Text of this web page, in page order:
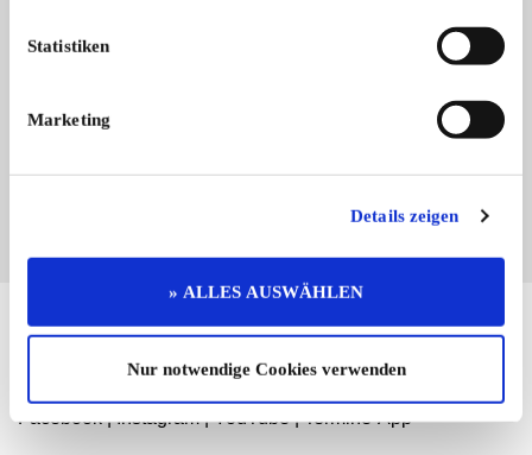
Statistiken
Marketing
Details zeigen
» ALLES AUSWÄHLEN
Nur notwendige Cookies verwenden
Sie vertreten dieses Unternehmen? Übernehmen Sie
jetzt diesen Branchenbuch-Eintrag um ihn zu
EINTRAG JETZT ÜBERNEHMEN
Hier finden Sie mehr von OLDTIMER MARKT
Folgen Sie uns auf unseren Social-Media-Seiten oder
Facebook|Instagram|YouTube|Termine-App